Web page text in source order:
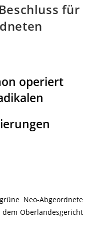
für
operiert
Neo-Abgeordnete
Oberlandesgericht